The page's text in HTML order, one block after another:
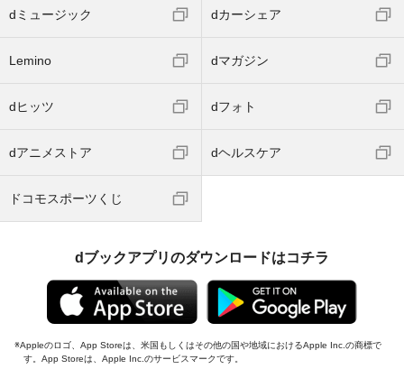
dミュージック dカーシェア
Lemino dマガジン
dヒッツ dフォト
dアニメストア dヘルスケア
ドコモスポーツくじ
dブックアプリのダウンロードはコチラ
Appleのロゴ、App Storeは、米国もしくはその他の国や地域におけるApple Inc.の商標で
す。App Storeは、Apple Inc.のサービスマークです。